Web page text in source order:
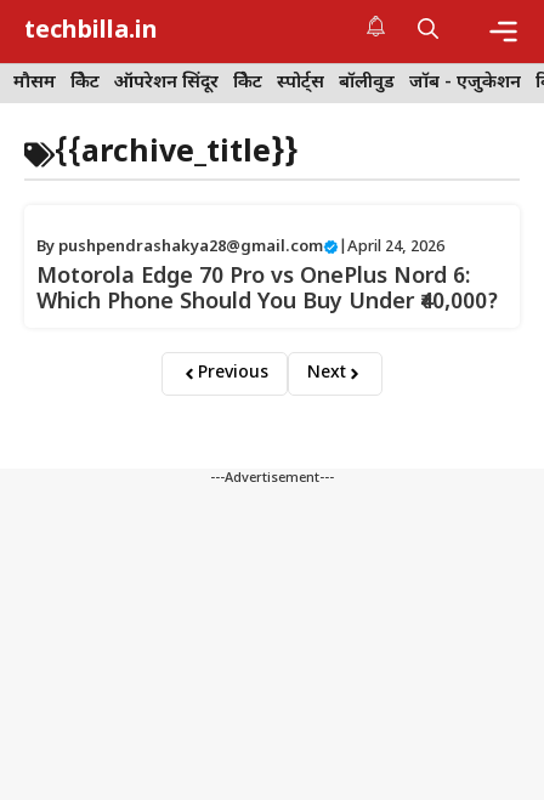
content
techbilla.in
मौसम क्रिकेट ऑपरेशन सिंदूर क्रिकेट स्पोर्ट्स बॉलीवुड जॉब - एजुकेशन
{{archive_title}}
By pushpendrashakya28@gmail.com April 24, 2026
Motorola Edge 70 Pro vs OnePlus Nord 6:
Which Phone Should You Buy Under ₹40,000?
Previous Next
---Advertisement---